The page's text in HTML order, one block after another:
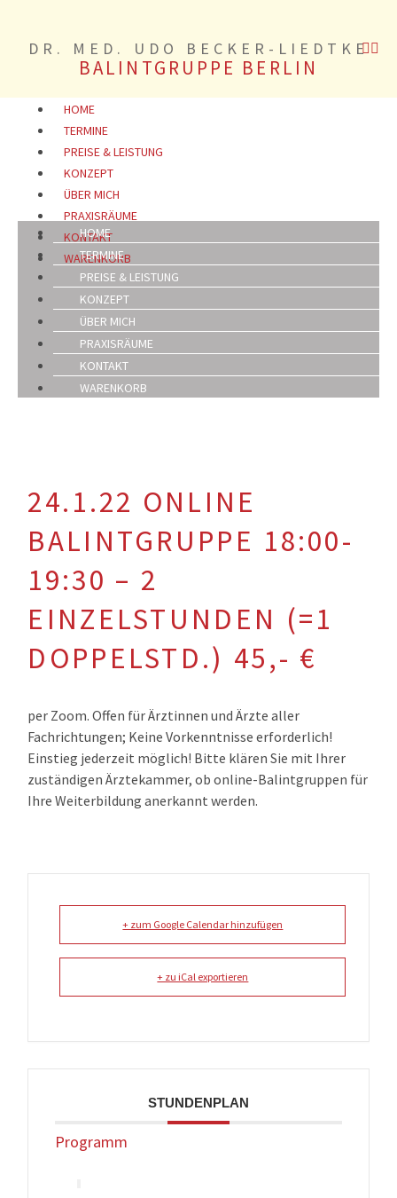
DR. MED. UDO BECKER-LIEDTKE
BALINTGRUPPE BERLIN
HOME
TERMINE
PREISE & LEISTUNG
KONZEPT
ÜBER MICH
PRAXISRÄUME
KONTAKT
WARENKORB
HOME
TERMINE
PREISE & LEISTUNG
KONZEPT
ÜBER MICH
PRAXISRÄUME
KONTAKT
WARENKORB
24.1.22 ONLINE
BALINTGRUPPE 18:00-
19:30 – 2
EINZELSTUNDEN (=1
DOPPELSTD.) 45,- €
per Zoom. Offen für Ärztinnen und Ärzte aller
Fachrichtungen; Keine Vorkenntnisse erforderlich!
Einstieg jederzeit möglich! Bitte klären Sie mit Ihrer
zuständigen Ärztekammer, ob online-Balintgruppen für
Ihre Weiterbildung anerkannt werden.
+ zum Google Calendar hinzufügen
+ zu iCal exportieren
STUNDENPLAN
Programm